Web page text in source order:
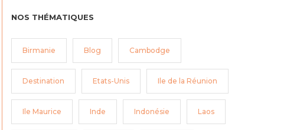
NOS THÉMATIQUES
Birmanie Blog Cambodge
Destination Etats-Unis Ile de la Réunion
Ile Maurice Inde Indonésie Laos